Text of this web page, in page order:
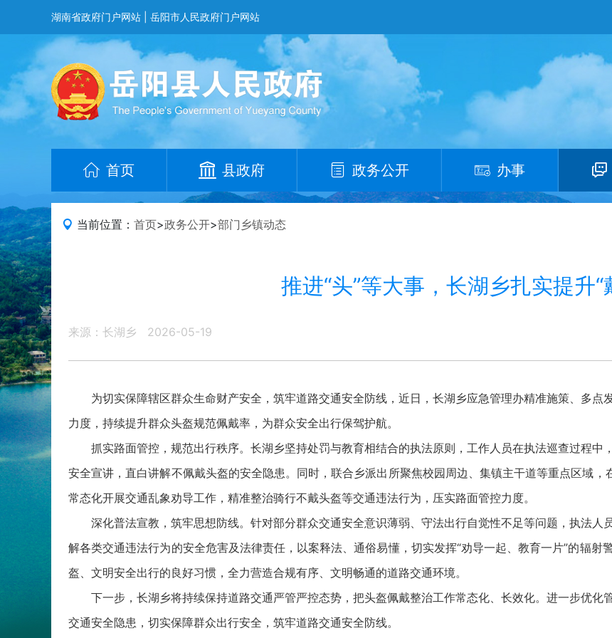
湖南省政府门户网站 岳阳市人民政府门户网站
首页 县政府 政务公开 办事
当前位置： 首页>政务公开>部门乡镇动态
推进“头”等大事，长湖乡扎实提升“
来源：长湖乡 2026-05-19
为切实保障辖区群众生命财产安全，筑牢道路交通安全防线，近日，长湖乡应急管理办精准施策、多点
力度，持续提升群众头盔规范佩戴率，为群众安全出行保驾护航。
抓实路面管控，规范出行秩序。长湖乡坚持处罚与教育相结合的执法原则，工作人员在执法巡查过程中
安全宣讲，直白讲解不佩戴头盔的安全隐患。同时，联合乡派出所聚焦校园周边、集镇主干道等重点区域，
常态化开展交通乱象劝导工作，精准整治骑行不戴头盔等交通违法行为，压实路面管控力度。
深化普法宣教，筑牢思想防线。针对部分群众交通安全意识薄弱、守法出行自觉性不足等问题，执法人
解各类交通违法行为的安全危害及法律责任，以案释法、通俗易懂，切实发挥“劝导一起、教育一片”的辐
盔、文明安全出行的良好习惯，全力营造合规有序、文明畅通的道路交通环境。
下一步，长湖乡将持续保持道路交通严管严控态势，把头盔佩戴整治工作常态化、长效化。进一步优化
交通安全隐患，切实保障群众出行安全，筑牢道路交通安全防线。